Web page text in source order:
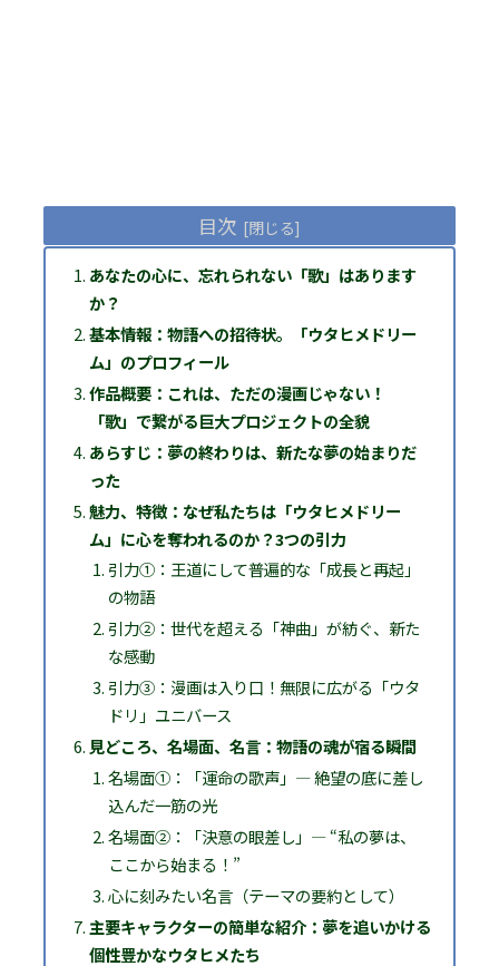
目次
あなたの心に、忘れられない「歌」はあります
か？
基本情報：物語への招待状。「ウタヒメドリー
ム」のプロフィール
作品概要：これは、ただの漫画じゃない！
「歌」で繋がる巨大プロジェクトの全貌
あらすじ：夢の終わりは、新たな夢の始まりだ
った
魅力、特徴：なぜ私たちは「ウタヒメドリー
ム」に心を奪われるのか？3つの引力
引力①：王道にして普遍的な「成長と再起」
の物語
引力②：世代を超える「神曲」が紡ぐ、新た
な感動
引力③：漫画は入り口！無限に広がる「ウタ
ドリ」ユニバース
見どころ、名場面、名言：物語の魂が宿る瞬間
名場面①：「運命の歌声」― 絶望の底に差し
込んだ一筋の光
名場面②：「決意の眼差し」― “私の夢は、
ここから始まる！”
心に刻みたい名言（テーマの要約として）
主要キャラクターの簡単な紹介：夢を追いかける
個性豊かなウタヒメたち